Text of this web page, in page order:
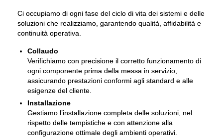
Ci occupiamo di ogni fase del ciclo di vita dei sistemi e delle
soluzioni che realizziamo, garantendo qualità, affidabilità e
continuità operativa.
Collaudo
Verifichiamo con precisione il corretto funzionamento di
ogni componente prima della messa in servizio,
assicurando prestazioni conformi agli standard e alle
esigenze del cliente.
Installazione
Gestiamo l’installazione completa delle soluzioni, nel
rispetto delle tempistiche e con attenzione alla
configurazione ottimale degli ambienti operativi.